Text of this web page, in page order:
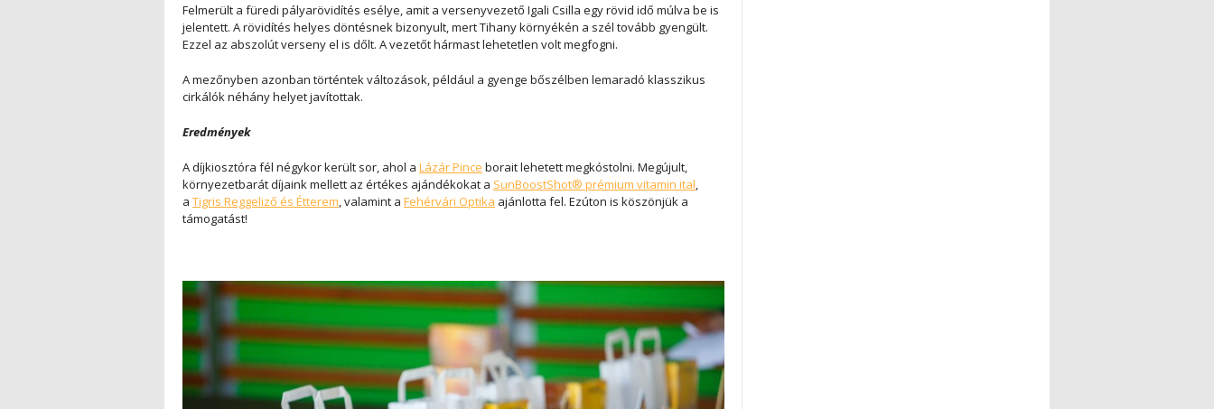
Felmerült a füredi pályarövidítés esélye, amit a versenyvezető Igali Csilla egy rövid idő múlva be is
jelentett. A rövidítés helyes döntésnek bizonyult, mert Tihany környékén a szél tovább gyengült.
Ezzel az abszolút verseny el is dőlt. A vezetőt hármast lehetetlen volt megfogni.
A mezőnyben azonban történtek változások, például a gyenge bőszélben lemaradó klasszikus
cirkálók néhány helyet javítottak.
Eredmények
A díjkiosztóra fél négykor került sor, ahol a Lázár Pince borait lehetett megkóstolni. Megújult,
környezetbarát díjaink mellett az értékes ajándékokat a SunBoostShot® prémium vitamin ital,
a Tigris Reggeliző és Étterem, valamint a Fehérvári Optika ajánlotta fel. Ezúton is köszönjük a
támogatást!